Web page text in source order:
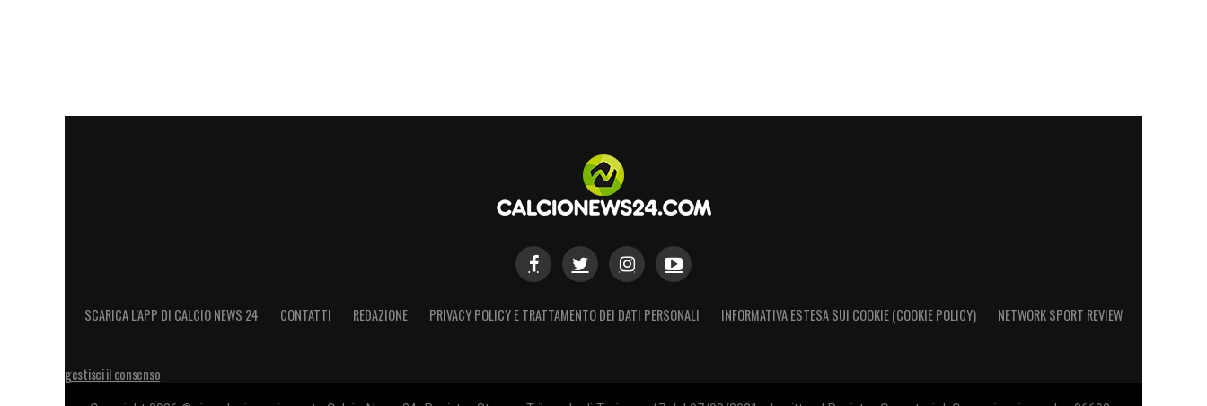
SCARICA L’APP DI CALCIO NEWS 24 CONTATTI REDAZIONE PRIVACY POLICY E TRATTAMENTO DEI DATI PERSONALI INFORMATIVA ESTESA SUI COOKIE (COOKIE POLICY) NETWORK SPORT REVIEW
gestisci il consenso